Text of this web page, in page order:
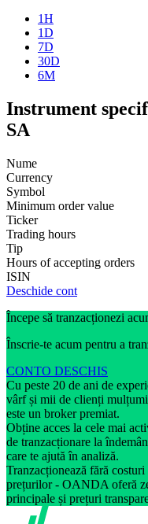
1H
1D
7D
30D
6M
Instrument
SA
Nume
Currency
Symbol
Minimum order value
Ticker
Trading hours
Tip
Hours of accepting orders
ISIN
Deschide cont
Începe să tranzacționezi
Înscrie-te acum pentru a
CONTO DESCHIS
Cu peste 20 de ani de
vârf și mii de clienți
este un broker premiat.
Obține acces la cele mai
de tranzacționare la
care te ajută în analiză.
Tranzacționează fără
prețurilor - OANDA oferă
principale și prețuri